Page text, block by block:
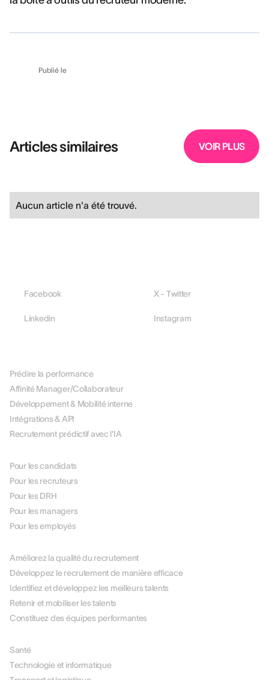
Publié le
Articles similaires VOIR PLUS
Aucun article n'a été trouvé.
Facebook X - Twitter
Linkedin Instagram
Prédire la performance
Affinité Manager/Collaborateur
Développement & Mobilité interne
Intégrations & API
Recrutement prédictif avec l'IA
Pour les candidats
Pour les recruteurs
Pour les DRH
Pour les managers
Pour les employés
Améliorez la qualité du recrutement
Développez le recrutement de manière efficace
Identifiez et développez les meilleurs talents
Retenir et mobiliser les talents
Constituez des équipes performantes
Santé
Technologie et informatique